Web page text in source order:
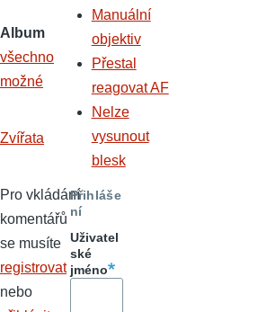
Album
všechno
možné
Zvířata
Pro vkládání
komentářů
se musíte
registrovat
nebo
Manuální
objektiv
Přestal
reagovat AF
Nelze
vysunout
blesk
Přihláše
ní
Uživatel
ské
jméno